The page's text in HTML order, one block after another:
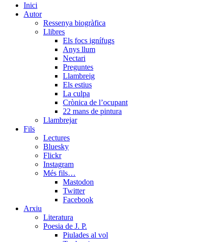
Close
Menu
Inici
Autor
Ressenya biogràfica
Llibres
Els focs ignífugs
Anys llum
Nectari
Preguntes
Llambreig
Els estius
La culpa
Crònica de l’ocupant
22 mans de pintura
Llambrejar
Fils
Lectures
Bluesky
Flickr
Instagram
Més fils…
Mastodon
Twitter
Facebook
Arxiu
Literatura
Poesia de J. P.
Piulades al vol